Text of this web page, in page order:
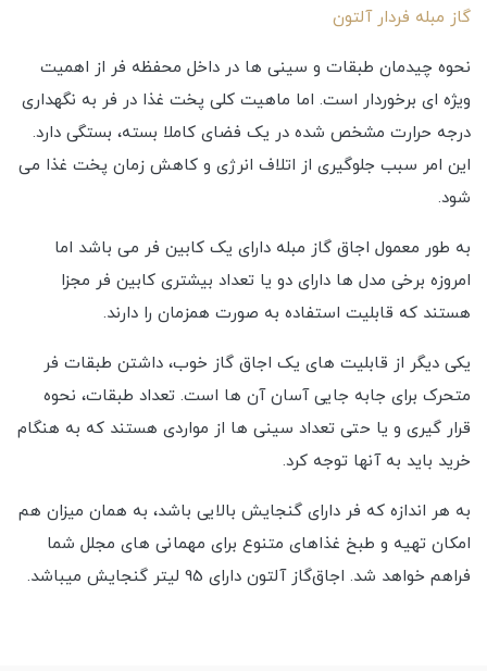
گاز مبله فردار آلتون
نحوه چیدمان طبقات و سینی ها در داخل محفظه فر از اهمیت
ویژه ای برخوردار است. اما ماهیت کلی پخت غذا در فر به نگهداری
درجه حرارت مشخص شده در یک فضای کاملا بسته، بستگی دارد.
این امر سبب جلوگیری از اتلاف انرژی و کاهش زمان پخت غذا می
شود.
به طور معمول اجاق گاز مبله دارای یک کابین فر می باشد اما
امروزه برخی مدل ها دارای دو یا تعداد بیشتری کابین فر مجزا
هستند که قابلیت استفاده به صورت همزمان را دارند.
یکی دیگر از قابلیت های یک اجاق گاز خوب، داشتن طبقات فر
متحرک برای جابه جایی آسان آن ها است. تعداد طبقات، نحوه
قرار گیری و یا حتی تعداد سینی ها از مواردی هستند که به هنگام
خرید باید به آنها توجه کرد.
به هر اندازه که فر دارای گنجایش بالایی باشد، به همان میزان هم
امکان تهیه و طبخ غذاهای متنوع برای مهمانی های مجلل شما
فراهم خواهد شد. اجاق‌گاز آلتون دارای 95 لیتر گنجایش میباشد.